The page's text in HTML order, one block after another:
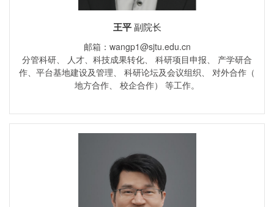
王平副院长
邮箱：wangp1@sjtu.edu.cn
分管科研、 人才、科技成果转化、 科研项目申报、 产学研合
作、平台基地建设及管理、 科研论坛及会议组织、 对外合作（
地方合作、 校企合作） 等工作。